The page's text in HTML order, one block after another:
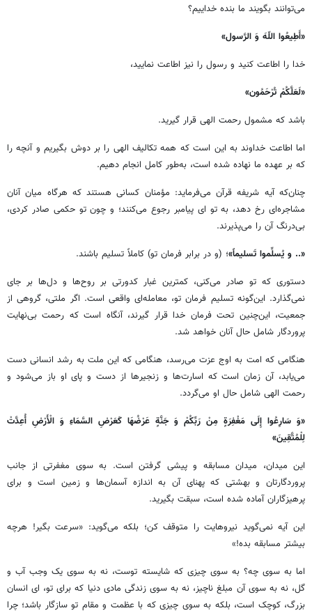
می‌توانند بگویند ما بنده خداییم؟
«أَطِیعُوا اللّهَ وَ الرَّسول»
خدا را اطاعت کنید و رسول را نیز اطاعت نمایید،
«لَعَلَّکُمْ تُرْحَمُون»
باشد که مشمول رحمت الهی قرار گیرید.
اما اطاعت خداوند به این است که همه تکالیف الهی را بر دوش بگیریم و آنچه را
که بر عهده ما نهاده شده است، به‌طور کامل انجام دهیم.
چنان‌که آیه شریفه قرآن می‌فرماید: مؤمنان کسانی هستند که هرگاه میان آنان
مشاجره‌ای رخ دهد، به تو ای پیامبر رجوع می‌کنند؛ و چون تو حکمی صادر کردی،
بی‌درنگ آن را می‌پذیرند.
«.. و یُسلِّموا تَسلیماً»؛ (و در برابر فرمان تو) کاملاً تسلیم باشند.
دستوری که تو صادر می‌کنی، کمترین غبار کدورتی بر روح‌ها و دل‌ها بر جای
نمی‌گذارد. این‌گونه تسلیم فرمان تو، معامله‌ای واقعی است. اگر ملتی، گروهی از
جمعیت، این‌چنین تحت فرمان خدا قرار گیرند، آنگاه است که رحمت بی‌نهایت
پروردگار شامل حال آنان خواهد شد.
هنگامی که امت به اوج عزت می‌رسد، هنگامی که این ملت به رشد انسانی دست
می‌یابد، آن زمان است که اسارت‌ها و زنجیرها از دست و پای او باز می‌شود و
رحمت الهی شامل حال او می‌گردد.
«وَ سَارِعُوا إِلَی مَغْفِرَةٍ مِنْ رَبِّکُمْ وَ جَنَّةٍ عَرْضُهَا کَعَرْضِ السَّمَاءِ وَ الْأَرْضِ أُعِدَّتْ
لِلْمُتَّقِینَ»
این میدان، میدان مسابقه و پیشی گرفتن است. به سوی مغفرتی از جانب
پروردگارتان و بهشتی که پهنای آن به اندازه آسمان‌ها و زمین است و برای
پرهیزگاران آماده شده است، سبقت بگیرید.
این آیه نمی‌گوید نیروهایت را متوقف کن؛ بلکه می‌گوید: «سرعت بگیر! هرچه
بیشتر مسابقه بده!»
اما به سوی چه؟ به سوی چیزی که شایسته توست، نه به سوی یک وجب آب و
گل، نه به سوی آن مبلغ ناچیز، نه به سوی زندگی مادی دنیا که برای تو، ای انسان
بزرگ، کوچک است، بلکه به سوی چیزی که با عظمت و مقام تو سازگار باشد؛ چرا